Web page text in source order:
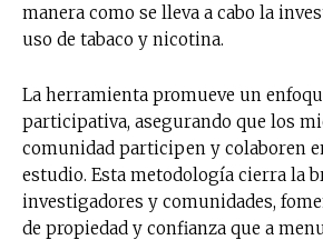
manera como se lleva a cabo la
uso de tabaco y nicotina.
La herramienta promueve un
participativa, asegurando que los
comunidad participen y colaboren
estudio. Esta metodología cierra la
investigadores y comunidades,
de propiedad y confianza que a